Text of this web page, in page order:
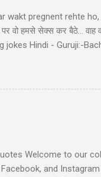
wakt pregnent rehte
हमसे सेक्स कर बैठे... वाह
jokes Hindi - Guruji:-
wah ji wah! baratan
मोहब्बत की, हम इतने भी
Ishq k sahare jiya nahi
Welcome to our
and